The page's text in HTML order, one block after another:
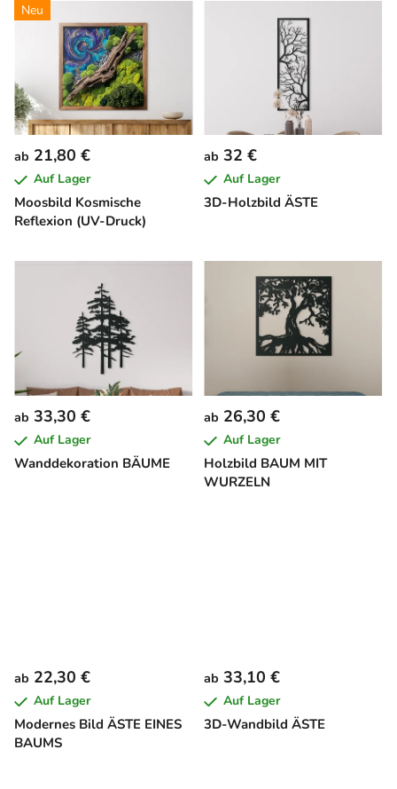
Neu
Moosbild Kosmische
Reflexion (UV-Druck)
ab 21,80 €
Auf Lager
3D-Holzbild ÄSTE
ab 32 €
Auf Lager
Wanddekoration BÄUME
ab 33,30 €
Auf Lager
Holzbild BAUM MIT
WURZELN
ab 26,30 €
Auf Lager
Modernes Bild ÄSTE EINES
BAUMS
ab 22,30 €
Auf Lager
3D-Wandbild ÄSTE
ab 33,10 €
Auf Lager